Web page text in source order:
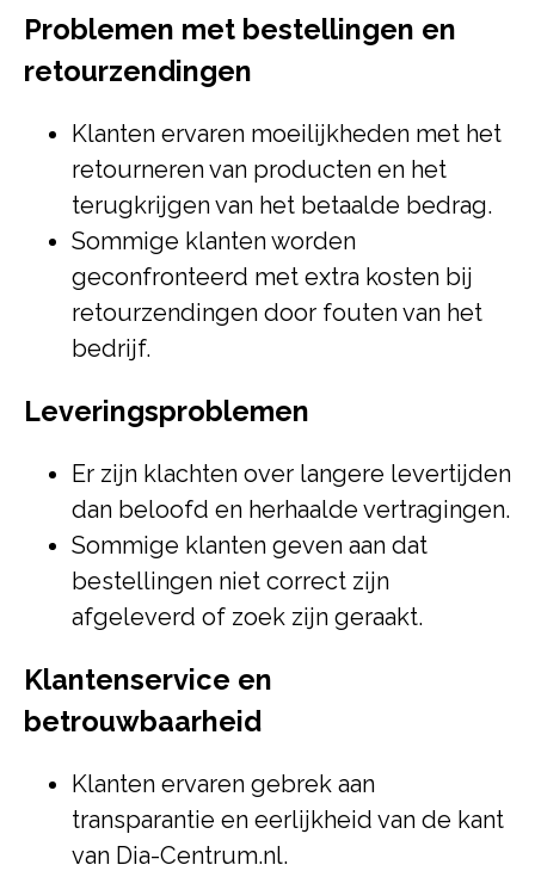
Problemen met bestellingen en
retourzendingen
Klanten ervaren moeilijkheden met het
retourneren van producten en het
terugkrijgen van het betaalde bedrag.
Sommige klanten worden
geconfronteerd met extra kosten bij
retourzendingen door fouten van het
bedrijf.
Leveringsproblemen
Er zijn klachten over langere levertijden
dan beloofd en herhaalde vertragingen.
Sommige klanten geven aan dat
bestellingen niet correct zijn
afgeleverd of zoek zijn geraakt.
Klantenservice en
betrouwbaarheid
Klanten ervaren gebrek aan
transparantie en eerlijkheid van de kant
van Dia-Centrum.nl.